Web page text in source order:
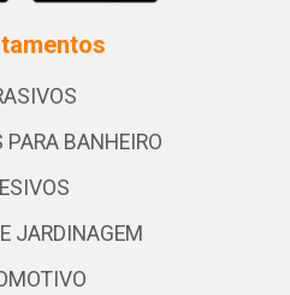
PARA BANHEIRO
JARDINAGEM